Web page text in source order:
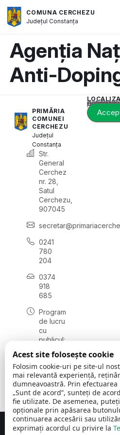
COMUNA CERCHEZU
JudețulConstanța
Agenția
Anti-
PRIMĂRIA
COMUNEI
CERCHEZU
Județul
Constanța
Str.
General
Cerchez
nr. 28,
Satul
Cerchezu,
907045
0241
780
204
0374
918
685
Program
de lucru
cu
publicul:
08:00 -
16:30
, vineri:
08:00 -
14:00
Acest conținut este blocat până când acceptați categoria corespunzătoare de cookie-uri.
Concept realizat de Big Media
Acest site folosește cookie
Folosim cookie-uri pe site-ul
mai relevantă experiență,
dumneavoastră. Prin
„Sunt de acord”, sunteți de
fie utilizate. De asemenea,
opționale prin apăsarea
continuarea accesării sau
exprimați acordul cu privire la